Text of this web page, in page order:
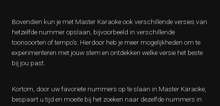
Bovendien kun je met Master Karaoke ook verschillende versies van
hetzelfde nummer opslaan, bijvoorbeeld in verschillende
toonsoorten of tempo’s. Hierdoor heb je meer mogelijkheden om te
experimenteren met jouw stem en ontdekken welke versie het beste
bij jou past.
Kortom, door uw favoriete nummers op te slaan in Master Karaoke,
bespaart u tijd en moeite bij het zoeken naar dezelfde nummers in